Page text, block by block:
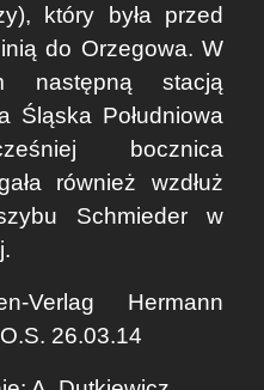
który była przed
do Orzegowa. W
następną stacją
Śląska Południowa
bocznica
również wzdłuż
Schmieder w
Verlag Hermann
26.03.14